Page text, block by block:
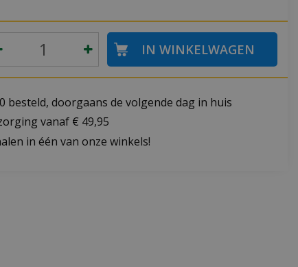
besteld, doorgaans de volgende dag in huis
vanaf € 49,95
in één van onze winkels!